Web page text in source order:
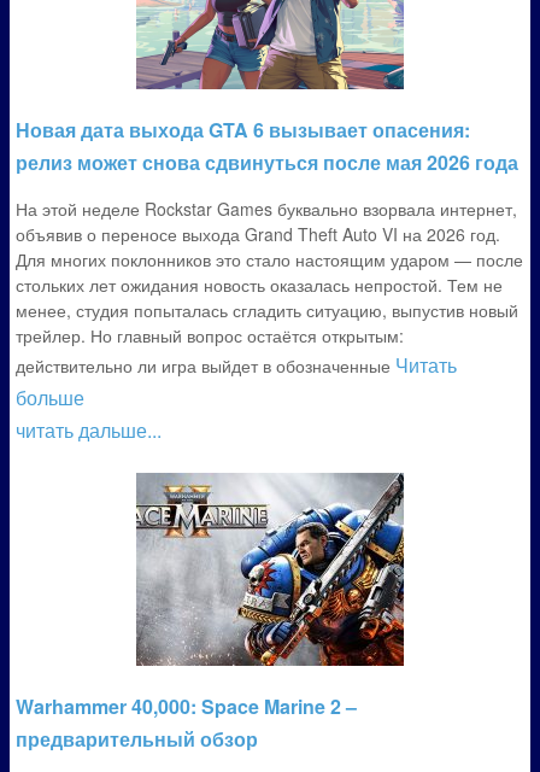
Новая дата выхода GTA 6 вызывает опасения:
релиз может снова сдвинуться после мая 2026 года
На этой неделе Rockstar Games буквально взорвала интернет,
объявив о переносе выхода Grand Theft Auto VI на 2026 год.
Для многих поклонников это стало настоящим ударом — после
стольких лет ожидания новость оказалась непростой. Тем не
менее, студия попыталась сгладить ситуацию, выпустив новый
трейлер. Но главный вопрос остаётся открытым:
действительно ли игра выйдет в обозначенные Читать
больше
читать дальше...
Warhammer 40,000: Space Marine 2 –
предварительный обзор